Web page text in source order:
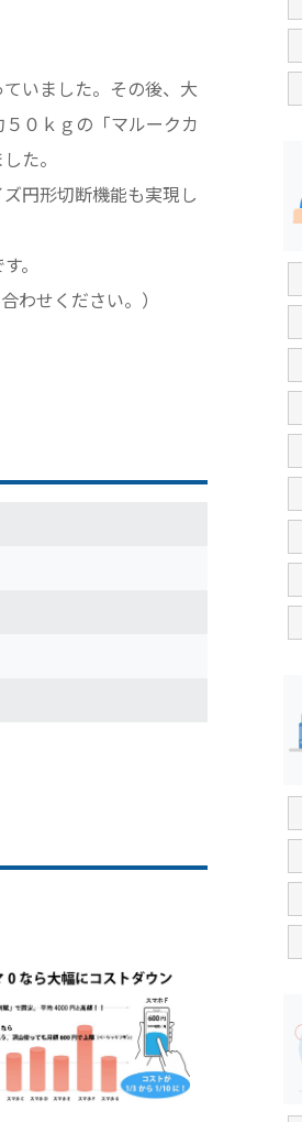
いました。その後、大
０ｋｇの「マルークカ
た。
円形切断機能も実現し
。
わせください。）